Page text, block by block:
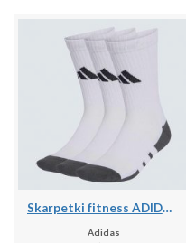
Skarpetki fitness ADIDAS 3 pary
Adidas